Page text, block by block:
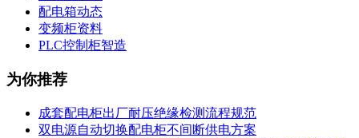
配电箱动态
变频柜资料
PLC控制柜智造
为你推荐
成套配电柜出厂耐压绝缘检测流程规范
双电源自动切换配电柜不间断供电方案